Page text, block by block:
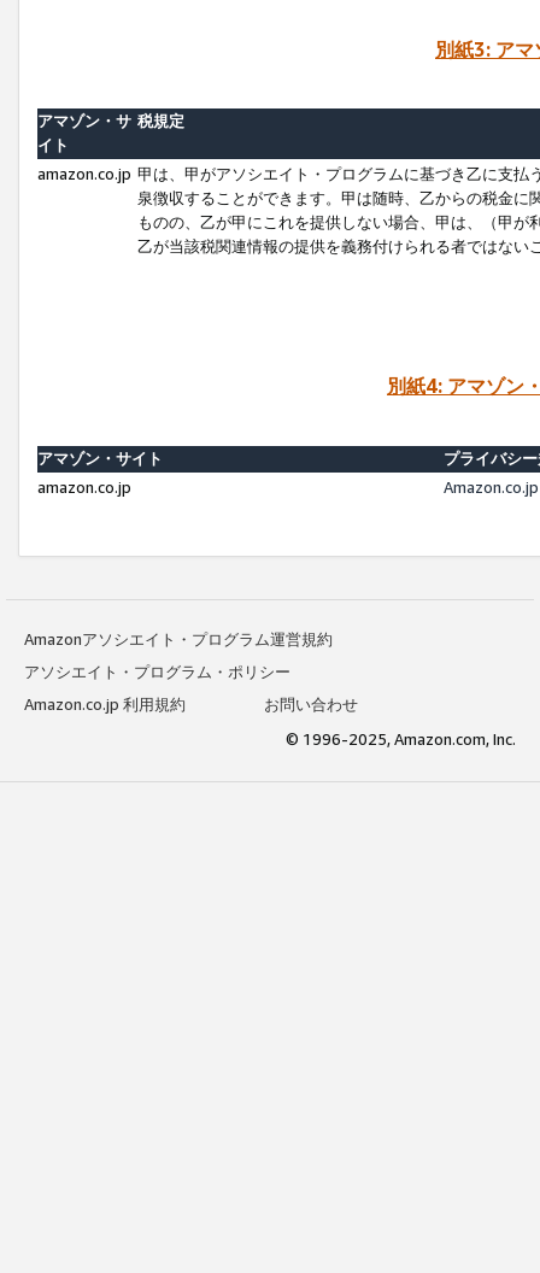
別紙3: ア
アマゾン・サ
イト
税規定
amazon.co.jp 甲は、甲がアソシエイト・プログラムに基づき乙に支
泉徴収することができます。甲は随時、乙からの税金
ものの、乙が甲にこれを提供しない場合、甲は、（甲
乙が当該税関連情報の提供を義務付けられる者ではな
別紙4: アマゾン
アマゾン・サイト
プライバシ
amazon.co.jp
Amazonアソシエイト・プログラム運営規約
アソシエイト・プログラム・ポリシー
Amazon.co.jp 利用規約
お問い合わせ
© 1996-2025, Amazon.com, Inc.